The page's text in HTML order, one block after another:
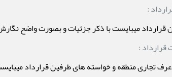
:
قرارداد میبایست با ذکر جزئیات و بصورت واضح
قرارداد :
عرف تجاری منطقه و خواسته های طرفین قرارداد